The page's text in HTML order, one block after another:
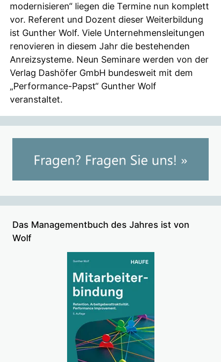
modernisieren“ liegen die Termine nun komplett
vor. Referent und Dozent dieser Weiterbildung
ist Gunther Wolf. Viele Unternehmensleitungen
renovieren in diesem Jahr die bestehenden
Anreizsysteme. Neun Seminare werden von der
Verlag Dashöfer GmbH bundesweit mit dem
„Performance-Papst“ Gunther Wolf
veranstaltet.
Das Managementbuch des Jahres ist von
Wolf